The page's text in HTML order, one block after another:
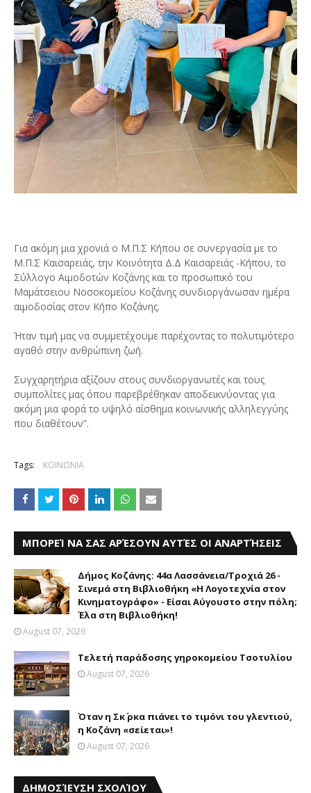
Για ακόμη μια χρονιά ο Μ.Π.Σ Κήπου σε συνεργασία με το
Μ.Π.Σ Καισαρειάς, την Κοινότητα Δ.Δ Καισαρειάς -Κήπου, το
Σύλλογο Αιμοδοτών Κοζάνης και το προσωπικό του
Μαμάτσειου Νοσοκομείου Κοζάνης συνδιοργάνωσαν ημέρα
αιμοδοσίας στον Κήπο Κοζάνης.
Ήταν τιμή μας να συμμετέχουμε παρέχοντας το πολυτιμότερο
αγαθό στην ανθρώπινη ζωή.
Συγχαρητήρια αξίζουν στους συνδιοργανωτές και τους
συμπολίτες μας όπου παρεβρέθηκαν αποδεικνύοντας για
ακόμη μια φορά το υψηλό αίσθημα κοινωνικής αλληλεγγύης
που διαθέτουν”.
Tags: ΚΟΙΝΩΝΙΑ
ΜΠΟΡΕΊ ΝΑ ΣΑΣ ΑΡΈΣΟΥΝ ΑΥΤΈΣ ΟΙ ΑΝΑΡΤΉΣΕΙΣ
Δήμος Κοζάνης: 44α Λασσάνεια/Τροχιά 26 -
Σινεμά στη Βιβλιοθήκη «Η Λογοτεχνία στον
Κινηματογράφο» - Είσαι Αύγουστο στην πόλη;
Έλα στη Βιβλιοθήκη!
August 07, 2026
Τελετή παράδοσης γηροκομείου Τσοτυλίου
August 07, 2026
Όταν η Σκ΄ ρκα πιάνει το τιμόνι του γλεντιού,
η Κοζάνη «σείεται»!
August 07, 2026
ΔΗΜΟΣΊΕΥΣΗ ΣΧΟΛΊΟΥ